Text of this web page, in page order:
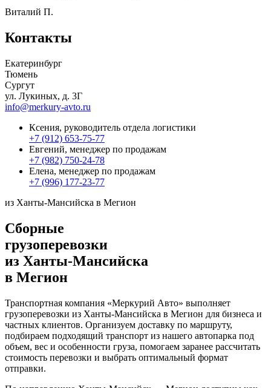
Виталий П.
Контакты
Екатеринбург
Тюмень
Сургут
ул. Лукиных, д. 3Г
info@merkury-avto.ru
Ксения, руководитель отдела логистики
+7 (912) 653-75-77
Евгений, менеджер по продажам
+7 (982) 750-24-78
Елена, менеджер по продажам
+7 (996) 177-23-77
из Ханты-Мансийска в Мегион
Сборные
грузоперевозки
из Ханты-Мансийска
в Мегион
Транспортная компания «Меркурий Авто» выполняет
грузоперевозки из Ханты-Мансийска в Мегион для бизнеса и
частных клиентов. Организуем доставку по маршруту,
подбираем подходящий транспорт из нашего автопарка под
объем, вес и особенности груза, помогаем заранее рассчитать
стоимость перевозки и выбрать оптимальный формат
отправки.